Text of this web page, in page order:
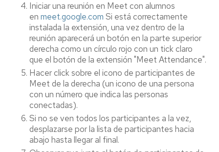
Iniciar una reunión en Meet con alumnos
en meet.google.com Si está correctamente
instalada la extensión, una vez dentro de la
reunión aparecerá un botón en la parte superior
derecha como un círculo rojo con un tick claro
que el botón de la extensión "Meet Attendance".
Hacer click sobre el icono de participantes de
Meet de la derecha (un icono de una persona
con un número que indica las personas
conectadas).
Si no se ven todos los participantes a la vez,
desplazarse por la lista de participantes hacia
abajo hasta llegar al final.